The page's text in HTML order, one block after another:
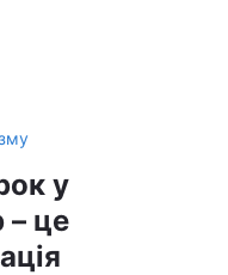
у
– це